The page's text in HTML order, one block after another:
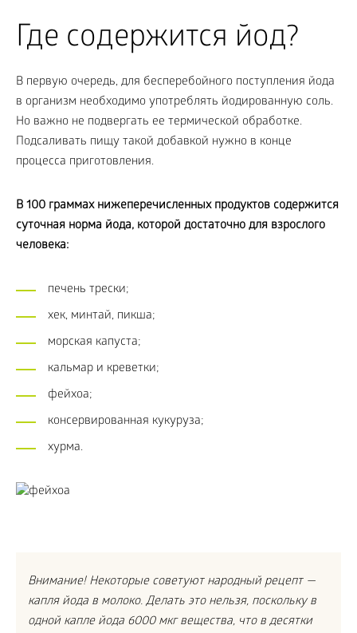
Где содержится йод?
В первую очередь, для бесперебойного поступления йода
в организм необходимо употреблять йодированную соль.
Но важно не подвергать ее термической обработке.
Подсаливать пищу такой добавкой нужно в конце
процесса приготовления.
В 100 граммах нижеперечисленных продуктов содержится
суточная норма йода, которой достаточно для взрослого
человека:
печень трески;
хек, минтай, пикша;
морская капуста;
кальмар и креветки;
фейхоа;
консервированная кукуруза;
хурма.
Внимание! Некоторые советуют народный рецепт —
капля йода в молоко. Делать это нельзя, поскольку в
одной капле йода 6000 мкг вещества, что в десятки